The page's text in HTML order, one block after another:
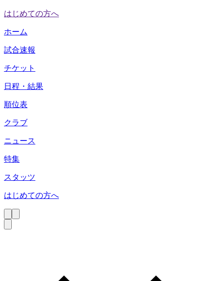
はじめての方へ
ホーム
試合速報
チケット
日程・結果
順位表
クラブ
ニュース
特集
スタッツ
はじめての方へ